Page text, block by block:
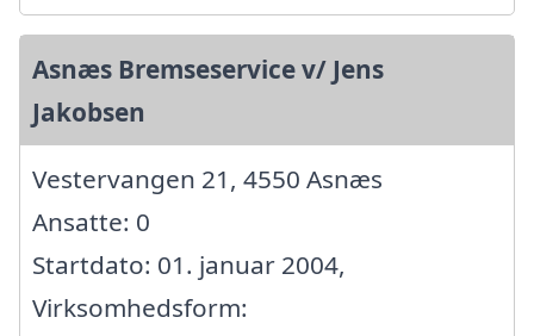
Asnæs Bremseservice v/ Jens
Jakobsen
Vestervangen 21, 4550 Asnæs
Ansatte: 0
Startdato: 01. januar 2004,
Virksomhedsform: